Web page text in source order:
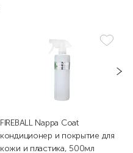
FIREBALL Nappa Coat
кондиционер и покрытие для
кожи и пластика, 500мл